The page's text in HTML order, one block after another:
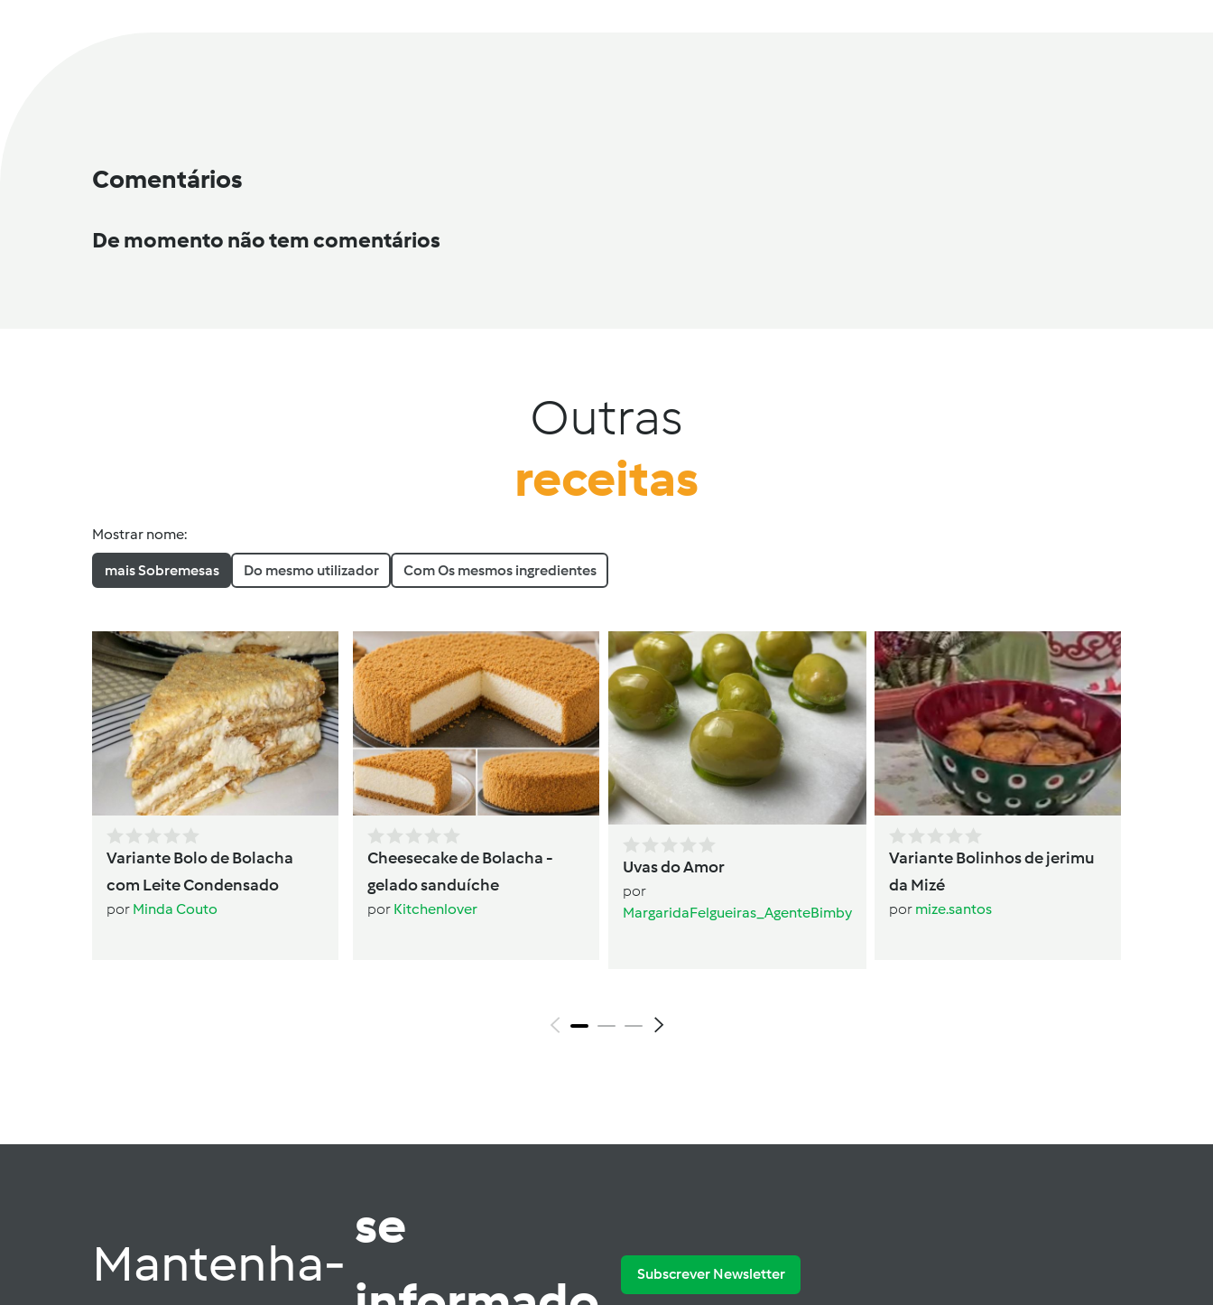
Comentários
De momento não tem comentários
Outras
receitas
Mostrar nome:
mais Sobremesas Do mesmo utilizador Com Os mesmos ingredientes
Variante Bolo de Bolacha
com Leite Condensado
por Minda Couto
Cheesecake de Bolacha -
gelado sanduíche
por Kitchenlover
Uvas do Amor
por
MargaridaFelgueiras_AgenteBimby
Variante Bolinhos de jerimu
da Mizé
por mize.santos
Mantenha-
se
Subscrever Newsletter